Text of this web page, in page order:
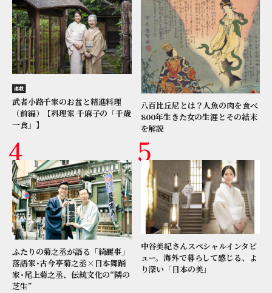
連載
武者小路千家のお盆と精進料理
（前編）【料理家 千麻子の「千歳
一食」】
八百比丘尼とは？人魚の肉を食べ
800年生きた女の生涯とその結末
を解説
ふたりの菊之丞が語る「綺麗事」
落語家･古今亭菊之丞×日本舞踊
家･尾上菊之丞、伝統文化の“隣の
芝生”
中谷美紀さんスペシャルインタビ
ュー。海外で暮らして感じる、よ
り深い「日本の美」